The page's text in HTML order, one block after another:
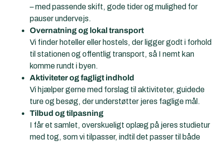
– med passende skift, gode tider og mulighed for
pauser undervejs.
Overnatning og lokal transport
Vi finder hoteller eller hostels, der ligger godt i forhold
til stationen og offentlig transport, så I nemt kan
komme rundt i byen.
Aktiviteter og fagligt indhold
Vi hjælper gerne med forslag til aktiviteter, guidede
ture og besøg, der understøtter jeres faglige mål.
Tilbud og tilpasning
I får et samlet, overskueligt oplæg på jeres studietur
med tog, som vi tilpasser, indtil det passer til både